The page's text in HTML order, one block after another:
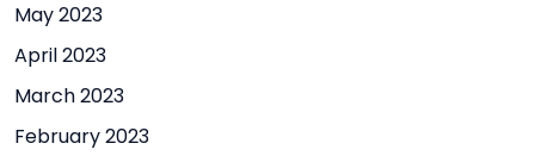
May 2023
April 2023
March 2023
February 2023